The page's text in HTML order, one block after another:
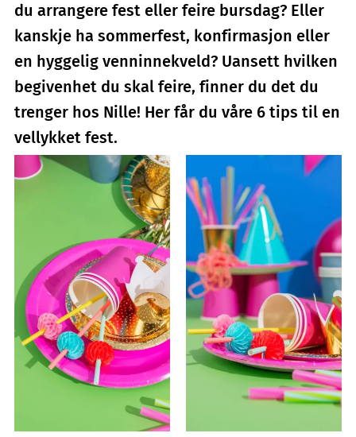
du arrangere fest eller feire bursdag? Eller
kanskje ha sommerfest, konfirmasjon eller
en hyggelig venninnekveld? Uansett hvilken
begivenhet du skal feire, finner du det du
trenger hos Nille! Her får du våre 6 tips til en
vellykket fest.